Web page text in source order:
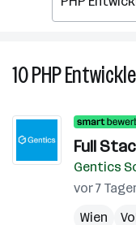
10PHP
Full
Gentics
vor 7
Wien